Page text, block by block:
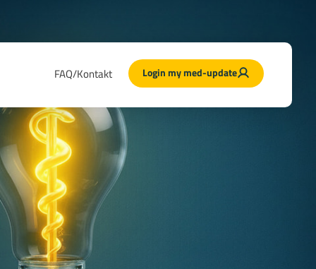
FAQ/Kontakt Login my med-update